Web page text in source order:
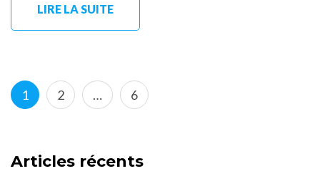
LIRE LA SUITE
Navigation
des
Page
1 Page
2 … Page
6
Articles récents